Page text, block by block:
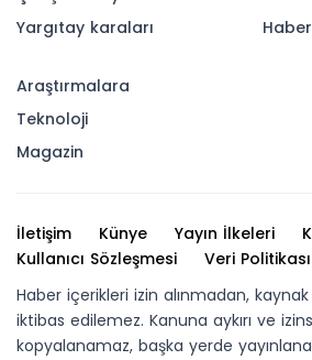
Yargıtay karaları
Araştırmalara
Teknoloji
Magazin
İletişim Künye Yayın İlkeleri
Kullanıcı Sözleşmesi
Veri Politikası
Haber içerikleri izin alınmadan,
iktibas edilemez. Kanuna aykırı ve
kopyalanamaz, başka yerde